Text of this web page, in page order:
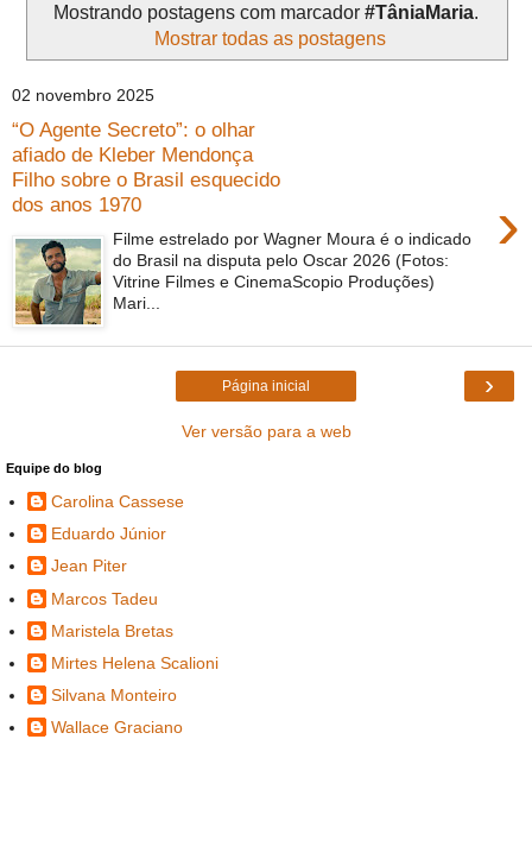
Mostrando postagens com marcador #TâniaMaria.
Mostrar todas as postagens
02 novembro 2025
“O Agente Secreto”: o olhar
afiado de Kleber Mendonça
Filho sobre o Brasil esquecido
dos anos 1970
›
Filme estrelado por Wagner Moura é o indicado
do Brasil na disputa pelo Oscar 2026 (Fotos:
Vitrine Filmes e CinemaScopio Produções)
Mari...
›
Página inicial
Ver versão para a web
Equipe do blog
Carolina Cassese
Eduardo Júnior
Jean Piter
Marcos Tadeu
Maristela Bretas
Mirtes Helena Scalioni
Silvana Monteiro
Wallace Graciano